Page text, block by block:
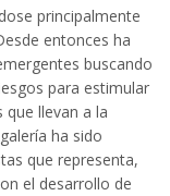
principalmente
entonces ha
buscando
para estimular
llevan a la
ha sido
que representa,
el desarrollo de